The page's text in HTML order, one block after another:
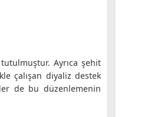
Ayrıca şehit
çalışan diyaliz destek
de bu düzenlemenin